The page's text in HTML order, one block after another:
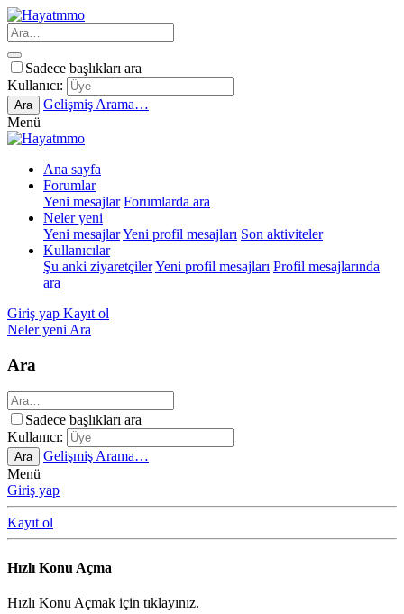
Sadece başlıkları ara
Kullanıcı:
Ara
Gelişmiş Arama…
Menü
Ana sayfa
Forumlar
Yeni mesajlar Forumlarda ara
Neler yeni
Yeni mesajlarYeni profil mesajları Son aktiviteler
Kullanıcılar
Şu anki ziyaretçilerYeni profil mesajları Profil mesajlarında
ara
Giriş yap Kayıt ol
Neler yeni Ara
Ara
Sadece başlıkları ara
Kullanıcı:
Ara
Gelişmiş Arama…
Menü
Giriş yap
Kayıt ol
Hızlı Konu Açma
Hızlı Konu Açmak için tıklayınız.